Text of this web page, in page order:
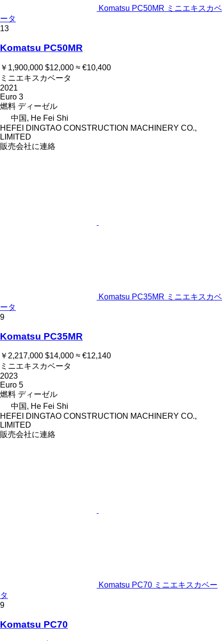
Komatsu PC50MR ミニエキスカベ
ータ
13
Komatsu PC50MR
￥1,900,000 $12,000 ≈ €10,400
ミニエキスカベータ
2021
Euro 3
燃料 ディーゼル
中国, He Fei Shi
HEFEI DINGTAO CONSTRUCTION MACHINERY CO.,
LIMITED
販売会社に連絡
Komatsu PC35MR ミニエキスカベ
ータ
9
Komatsu PC35MR
￥2,217,000 $14,000 ≈ €12,140
ミニエキスカベータ
2023
Euro 5
燃料 ディーゼル
中国, He Fei Shi
HEFEI DINGTAO CONSTRUCTION MACHINERY CO.,
LIMITED
販売会社に連絡
Komatsu PC70 ミニエキスカベー
タ
9
Komatsu PC70